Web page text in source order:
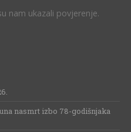
nam ukazali povjerenje.
nasmrt izbo 78-godišnjaka